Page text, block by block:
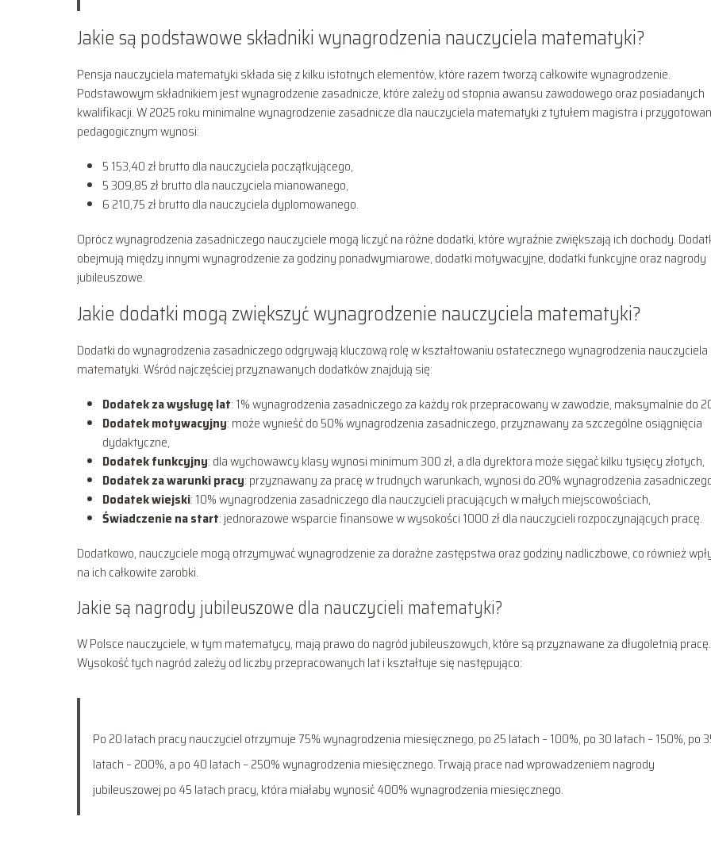
Jakie są podstawowe składniki wynagrodzenia nauczyciela matematyki?
Pensja nauczyciela matematyki składa się z kilku istotnych elementów, które razem tworzą całkowite wynagrodzenie.
Podstawowym składnikiem jest wynagrodzenie zasadnicze, które zależy od stopnia awansu zawodowego oraz posiadanych
kwalifikacji. W 2025 roku minimalne wynagrodzenie zasadnicze dla nauczyciela matematyki z tytułem magistra i
pedagogicznym wynosi:
5 153,40 zł brutto dla nauczyciela początkującego,
5 309,85 zł brutto dla nauczyciela mianowanego,
6 210,75 zł brutto dla nauczyciela dyplomowanego.
Oprócz wynagrodzenia zasadniczego nauczyciele mogą liczyć na różne dodatki, które wyraźnie zwiększają ich dochody.
obejmują między innymi wynagrodzenie za godziny ponadwymiarowe, dodatki motywacyjne, dodatki funkcyjne oraz nagrody
jubileuszowe.
Jakie dodatki mogą zwiększyć wynagrodzenie nauczyciela matematyki?
Dodatki do wynagrodzenia zasadniczego odgrywają kluczową rolę w kształtowaniu ostatecznego wynagrodzenia nauczyciela
matematyki. Wśród najczęściej przyznawanych dodatków znajdują się:
Dodatek za wysługę lat: 1% wynagrodzenia zasadniczego za każdy rok przepracowany w zawodzie, maksymalnie do
Dodatek motywacyjny: może wynieść do 50% wynagrodzenia zasadniczego, przyznawany za szczególne osiągnięcia
dydaktyczne,
Dodatek funkcyjny: dla wychowawcy klasy wynosi minimum 300 zł, a dla dyrektora może sięgać kilku tysięcy złotych,
Dodatek za warunki pracy: przyznawany za pracę w trudnych warunkach, wynosi do 20% wynagrodzenia
Dodatek wiejski: 10% wynagrodzenia zasadniczego dla nauczycieli pracujących w małych miejscowościach,
Świadczenie na start: jednorazowe wsparcie finansowe w wysokości 1000 zł dla nauczycieli rozpoczynających pracę.
Dodatkowo, nauczyciele mogą otrzymywać wynagrodzenie za doraźne zastępstwa oraz godziny nadliczbowe, co również
na ich całkowite zarobki.
Jakie są nagrody jubileuszowe dla nauczycieli matematyki?
W Polsce nauczyciele, w tym matematycy, mają prawo do nagród jubileuszowych, które są przyznawane za długoletnią pracę.
Wysokość tych nagród zależy od liczby przepracowanych lat i kształtuje się następująco:
Po 20 latach pracy nauczyciel otrzymuje 75% wynagrodzenia miesięcznego, po 25 latach – 100%, po 30 latach – 150%, po
latach – 200%, a po 40 latach – 250% wynagrodzenia miesięcznego. Trwają prace nad wprowadzeniem nagrody
jubileuszowej po 45 latach pracy, która miałaby wynosić 400% wynagrodzenia miesięcznego.